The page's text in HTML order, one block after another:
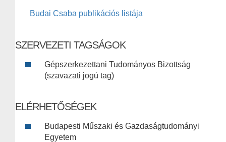
Budai Csaba publikációs listája
SZERVEZETI TAGSÁGOK
Gépszerkezettani Tudományos Bizottság
(szavazati jogú tag)
ELÉRHETŐSÉGEK
Budapesti Műszaki és Gazdaságtudományi
Egyetem